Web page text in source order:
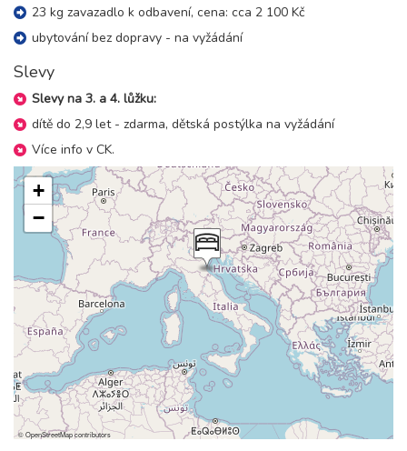
23 kg zavazadlo k odbavení, cena: cca 2 100 Kč
ubytování bez dopravy - na vyžádání
Slevy
Slevy na 3. a 4. lůžku:
dítě do 2,9 let - zdarma, dětská postýlka na vyžádání
Více info v CK.
+
−
©OpenStreetMapcontributors